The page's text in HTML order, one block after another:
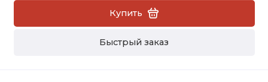
Купить
Быстрый заказ